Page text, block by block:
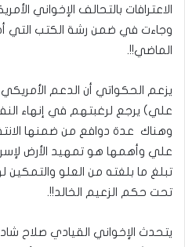
الاعترافات بالتحالف الإخواني
وجاءت في ضمن رشة الكتب التي
الماضي!!.
يزعم الحكواتي أن الدعم
علي) يرجع لرغبتهم في إنهاء
وهناك عدة دوافع من ضمنها
علي وأهمها هو تمهيد الأرض
تبلغ ما بلغته من العلو والتمكين
تحت حكم الزعيم الخالد!!.
يتحدث الإخواني القيادي صلاح